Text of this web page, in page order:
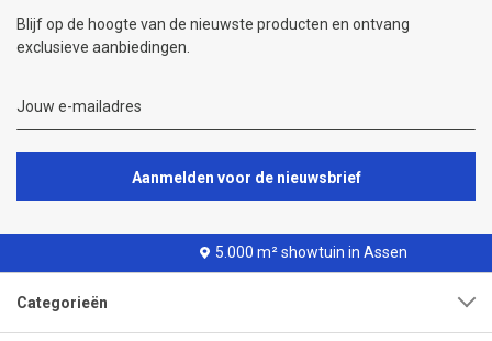
Blijf op de hoogte van de nieuwste producten en ontvang
exclusieve aanbiedingen.
Aanmelden voor de nieuwsbrief
5.000 m² showtuin in Assen
Categorieën